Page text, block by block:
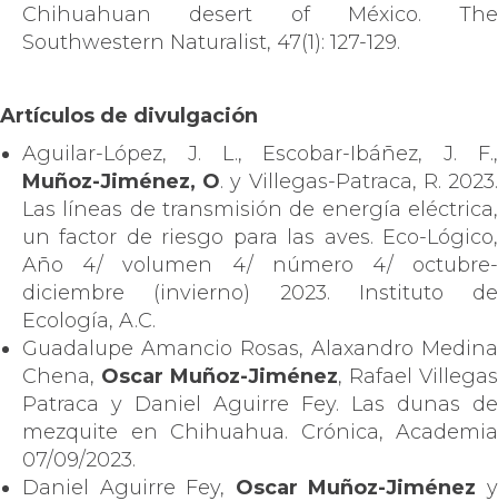
Chihuahuan desert of México. The
Southwestern Naturalist, 47(1): 127-129.
Artículos de divulgación
Aguilar-López, J. L., Escobar-Ibáñez, J. F.,
Muñoz-Jiménez, O. y Villegas-Patraca, R. 2023.
Las líneas de transmisión de energía eléctrica,
un factor de riesgo para las aves. Eco-Lógico,
Año 4/ volumen 4/ número 4/ octubre-
diciembre (invierno) 2023. Instituto de
Ecología, A.C.
Guadalupe Amancio Rosas, Alaxandro Medina
Chena, Oscar Muñoz-Jiménez, Rafael Villegas
Patraca y Daniel Aguirre Fey. Las dunas de
mezquite en Chihuahua. Crónica, Academia
07/09/2023.
Daniel Aguirre Fey, Oscar Muñoz-Jiménez y